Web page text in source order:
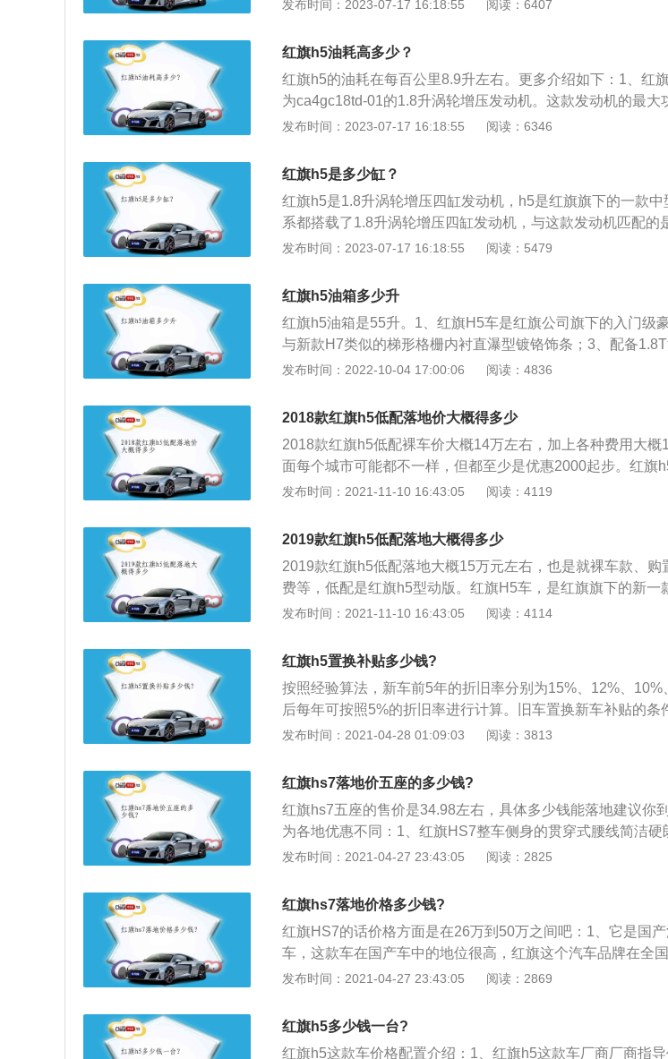
到下降。爱信6AT变速箱的调教也是以经济为主，这台变速箱
较低的范围。2、根据实际测算，红旗H5-1.5T车型的平均油
油耗区间为8.1L-10.5L；红旗H5-1.8T车型的平均油耗为
为8.5L-11L。实测数据显示红旗H5的油耗处于中游水平，不
实车重、轮胎、风阻、负重等因素也会影响油耗表现。因此要
更换低滚阻轮胎也能在一定程度上起到节油效果。
发布时间：2023-07-17 16:18:55 阅读：6407
红旗h5油耗高多少？
红旗h5的油耗在每百公里8.9升左右。更多介绍如下：1、红
为ca4gc18td-01的1.8升涡轮增压发动机。这款发动机的最大
扭矩为250牛米。这款发动机使用了缸内直喷技术，并且使用
性能和耐高压性能比铝合金缸体更强。2、爱信的6速手自一
挡平顺性都非常不错。爱信作为全球三大变速箱生产厂商之
很多汽车品牌使用。3、红旗h5的前悬架采用麦弗逊式独立悬
连杆独立悬架。多连杆独立悬架可以保证足够的舒适性，并
定性也非常不错。多连杆悬架还有一个好处，那就是可以调整
动，并且直瀑式进气格栅非常大气。红旗h5的配置也非常高
足。这款车一上市就受到不少年轻消费者的关注，并且红旗
机也达到了主流水平。
发布时间：2023-07-17 16:18:55 阅读：6346
红旗h5是多少缸？
红旗h5是1.8升涡轮增压四缸发动机，h5是红旗旗下的一款中
系都搭载了1.8升涡轮增压四缸发动机，与这款发动机匹配的
动力系统上，最大扭矩可以达到250牛米，最大功率为137千
内嵌竖条幅镀铬装饰条。红旗h5的车身尺寸分别为4945mm
m，轴距为2875mm。
发布时间：2023-07-17 16:18:55 阅读：5479
红旗h5油箱多少升
红旗h5油箱是55升。1、红旗H5车是红旗公司旗下的入门级
与新款H7类似的梯形格栅内衬直瀑型镀铬饰条；3、配备
功率为131kw，至大扭矩为250Nm，搭配6AT变速箱。红旗
面，车子可选择黑、棕、白3种内饰颜色，而外涂装则有更多
运用了实木或钢琴漆2种不一样的内饰条开展搭配，分开设计
作区，显着另类。而配置这一方面，车子将标配电动窗、8扬
行分区空调、PM2.5过滤装置、7英寸液晶仪表盘、10英寸仪
全气囊、胎压监测等。
发布时间：2022-10-04 17:00:06 阅读：4836
2018款红旗h5低配落地价大概得多少
2018款红旗h5低配裸车价大概14万左右，加上各种费用大概
面每个城市可能都不一样，但都至少是优惠2000起步。红旗
型在售，低配车型的配置也非常的高，并且这款车的定位是
右，也就是说实际车价148800元，如果按照首付比例30%进
4000元，手续费5010元，保险7000元左右，购置税12717元
付款全部落地的费用大概是在69800元左右。全款买车的费
格，车辆的购置税，车子的保险，以及上牌费等这四块费用
的费用大概是在168800元左右。和贷款买车相比，全款买车
发布时间：2021-11-10 16:43:05 阅读：4119
2019款红旗h5低配落地大概得多少
2019款红旗h5低配落地大概15万元左右，也是就裸车款、购
费等，低配是红旗h5型动版。红旗H5车，是红旗旗下的新一
型动版、灵动版、智联御动版、智联灵动版、智联韵动版等
与前大灯相连，内嵌竖条幅镀铬装饰条，搭配直瀑式的镀铬
致活力，车身侧面线条极为流畅，前低后高的腰线营造出动
动气息，进一步凸显了运动感。动力方面，搭载1.8t发动机
W，最大扭矩250牛米，搭载了6AT爱信变速箱。
发布时间：2021-11-10 16:43:05 阅读：4114
红旗h5置换补贴多少钱?
按照经验算法，新车前5年的折旧率分别为15%、12%、10%
后每年可按照5%的折旧率进行计算。旧车置换新车补贴的条
是我们俗称的以旧换新。汽车制造厂商为了提高新车的市场
二手车贩价格是差别不大的，但加上置换补贴后最后卖旧车
手车贩子，但现在的市场并不规范，二手车的交易价最终能
决于你对当地二手车的行情了解程度；3、对于二手车置换，
换，觉得吃亏就直接找自己觉得合适的渠道售卖，最佳建议
估，谁给的价格高卖给谁就好了，不必纠结。
发布时间：2021-04-28 01:09:03 阅读：3813
红旗hs7落地价五座的多少钱?
红旗hs7五座的售价是34.98左右，具体多少钱能落地建议你
为各地优惠不同：1、红旗HS7整车侧身的贯穿式腰线简洁硬
感车轮设计增加操控性，车身侧旗标是红旗品牌的标志性设
饰上多处应用了银色镀铬、木质花纹和Nappa真皮包裹等，
了两块10.1英寸的悬浮式液晶屏，同时还具有64色的氛围灯
响、自动泊车、座椅加热等；3、红旗HS7搭载CA6GV30TD
最大功率249千瓦，峰值扭矩445牛·米。传动系统方面是来自
箱。
发布时间：2021-04-27 23:43:05 阅读：2825
红旗hs7落地价格多少钱?
红旗HS7的话价格方面是在26万到50万之间吧：1、它是国
车，这款车在国产车中的地位很高，红旗这个汽车品牌在全
亮。就听名字就非常的霸气。这款车属于SUV系列的车，设
它在动力上采用的是自主研发的3.0t直喷发动机，最大的功率
上传动系统方面是来自爱信八速自动变速箱，还配有四驱系
发布时间：2021-04-27 23:43:05 阅读：2869
红旗h5多少钱一台?
红旗h5这款车价格配置介绍：1、红旗h5这款车厂商厂商指